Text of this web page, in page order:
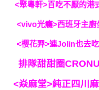
<聚粵軒>百吃不厭的港
<vivo光癮>西班牙主廚
<櫻花羿>連Jolin也去
排隊甜甜圈
<焱麻堂>純正四川